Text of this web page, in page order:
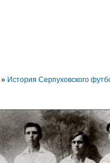
» История Серпуховского